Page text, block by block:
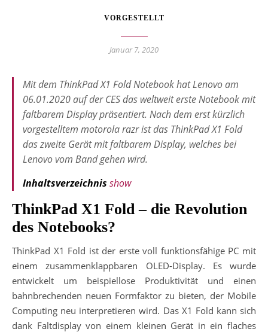
VORGESTELLT
Januar 7, 2020
Mit dem ThinkPad X1 Fold Notebook hat Lenovo am
06.01.2020 auf der CES das weltweit erste Notebook mit
faltbarem Display präsentiert. Nach dem erst kürzlich
vorgestelltem motorola razr ist das ThinkPad X1 Fold
das zweite Gerät mit faltbarem Display, welches bei
Lenovo vom Band gehen wird.
Inhaltsverzeichnis show
ThinkPad X1 Fold – die Revolution
des Notebooks?
ThinkPad X1 Fold ist der erste voll funktionsfähige PC mit
einem zusammenklappbaren OLED-Display. Es wurde
entwickelt um beispiellose Produktivität und einen
bahnbrechenden neuen Formfaktor zu bieten, der Mobile
Computing neu interpretieren wird. Das X1 Fold kann sich
dank Faltdisplay von einem kleinen Gerät in ein flaches